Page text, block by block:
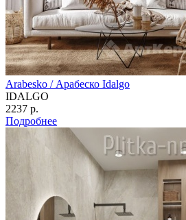
Arabesko / Арабеско Idalgo
IDALGO
2237 р.
Подробнее